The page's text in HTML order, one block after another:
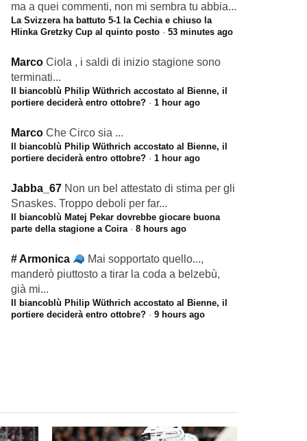
ma a quei commenti, non mi sembra tu abbia...
La Svizzera ha battuto 5-1 la Cechia e chiuso la
Hlinka Gretzky Cup al quinto posto · 53 minutes ago
Marco Ciola , i saldi di inizio stagione sono
terminati...
Il biancoblù Philip Wüthrich accostato al Bienne, il
portiere deciderà entro ottobre? · 1 hour ago
Marco Che Circo sia ...
Il biancoblù Philip Wüthrich accostato al Bienne, il
portiere deciderà entro ottobre? · 1 hour ago
Jabba_67 Non un bel attestato di stima per gli
Snaskes. Troppo deboli per far...
Il biancoblù Matej Pekar dovrebbe giocare buona
parte della stagione a Coira· 8 hours ago
# Armonica
Mai sopportato quello...,
manderò piuttosto a tirar la coda a belzebù,
già mi...
Il biancoblù Philip Wüthrich accostato al Bienne, il
portiere deciderà entro ottobre? · 9 hours ago